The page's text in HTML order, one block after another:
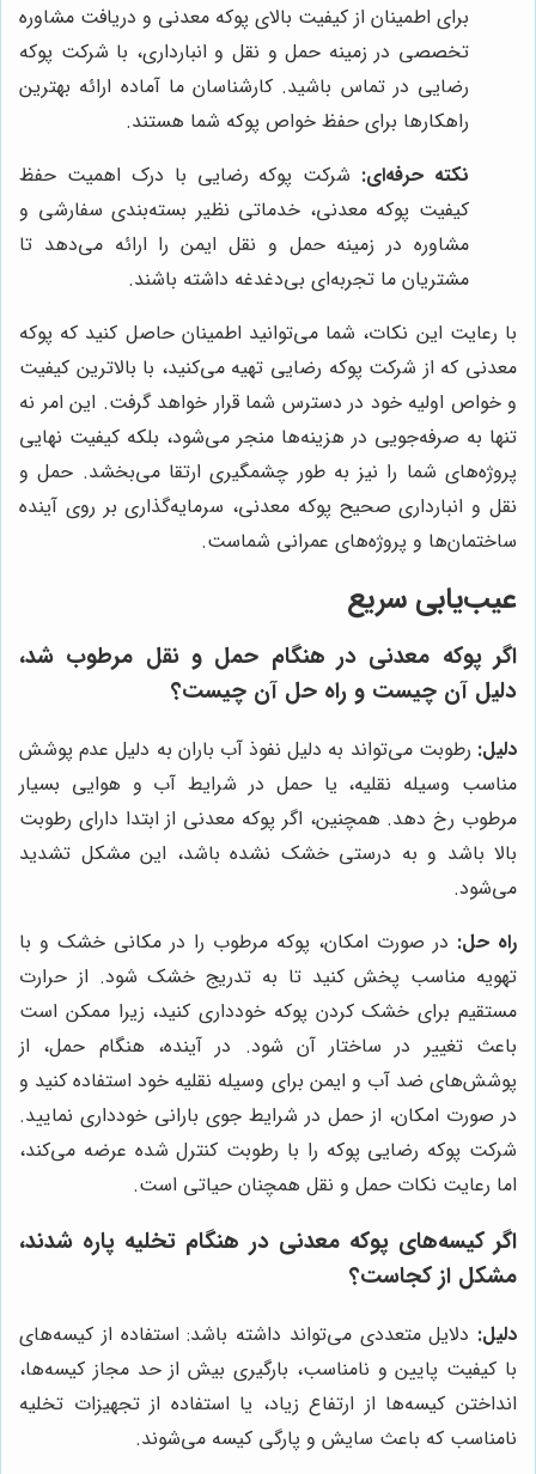
برای اطمینان از کیفیت بالای پوکه معدنی و دریافت مشاوره
تخصصی در زمینه حمل و نقل و انبارداری، با شرکت پوکه
رضایی در تماس باشید. کارشناسان ما آماده ارائه بهترین
راهکارها برای حفظ خواص پوکه شما هستند.
نکته حرفه‌ای: شرکت پوکه رضایی با درک اهمیت حفظ
کیفیت پوکه معدنی، خدماتی نظیر بسته‌بندی سفارشی و
مشاوره در زمینه حمل و نقل ایمن را ارائه می‌دهد تا
مشتریان ما تجربه‌ای بی‌دغدغه داشته باشند.
با رعایت این نکات، شما می‌توانید اطمینان حاصل کنید که پوکه
معدنی که از شرکت پوکه رضایی تهیه می‌کنید، با بالاترین کیفیت
و خواص اولیه خود در دسترس شما قرار خواهد گرفت. این امر نه
تنها به صرفه‌جویی در هزینه‌ها منجر می‌شود، بلکه کیفیت نهایی
پروژه‌های شما را نیز به طور چشمگیری ارتقا می‌بخشد. حمل و
نقل و انبارداری صحیح پوکه معدنی، سرمایه‌گذاری بر روی آینده
ساختمان‌ها و پروژه‌های عمرانی شماست.
عیب‌یابی سریع
اگر پوکه معدنی در هنگام حمل و نقل مرطوب شد،
دلیل آن چیست و راه حل آن چیست؟
دلیل: رطوبت می‌تواند به دلیل نفوذ آب باران به دلیل عدم پوشش
مناسب وسیله نقلیه، یا حمل در شرایط آب و هوایی بسیار
مرطوب رخ دهد. همچنین، اگر پوکه معدنی از ابتدا دارای رطوبت
بالا باشد و به درستی خشک نشده باشد، این مشکل تشدید
می‌شود.
راه حل: در صورت امکان، پوکه مرطوب را در مکانی خشک و با
تهویه مناسب پخش کنید تا به تدریج خشک شود. از حرارت
مستقیم برای خشک کردن پوکه خودداری کنید، زیرا ممکن است
باعث تغییر در ساختار آن شود. در آینده، هنگام حمل، از
پوشش‌های ضد آب و ایمن برای وسیله نقلیه خود استفاده کنید و
در صورت امکان، از حمل در شرایط جوی بارانی خودداری نمایید.
شرکت پوکه رضایی پوکه را با رطوبت کنترل شده عرضه می‌کند،
اما رعایت نکات حمل و نقل همچنان حیاتی است.
اگر کیسه‌های پوکه معدنی در هنگام تخلیه پاره شدند،
مشکل از کجاست؟
دلیل: دلایل متعددی می‌تواند داشته باشد: استفاده از کیسه‌های
با کیفیت پایین و نامناسب، بارگیری بیش از حد مجاز کیسه‌ها،
انداختن کیسه‌ها از ارتفاع زیاد، یا استفاده از تجهیزات تخلیه
نامناسب که باعث سایش و پارگی کیسه می‌شوند.